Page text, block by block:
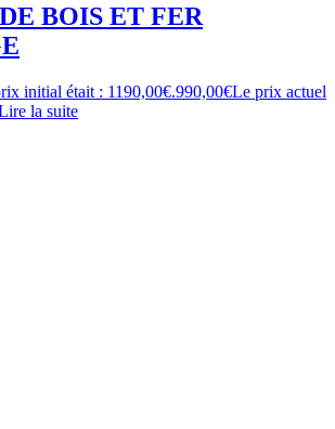
BOIS ET FER
initial était : 1190,00€.990,00€Le prix actuel
la suite